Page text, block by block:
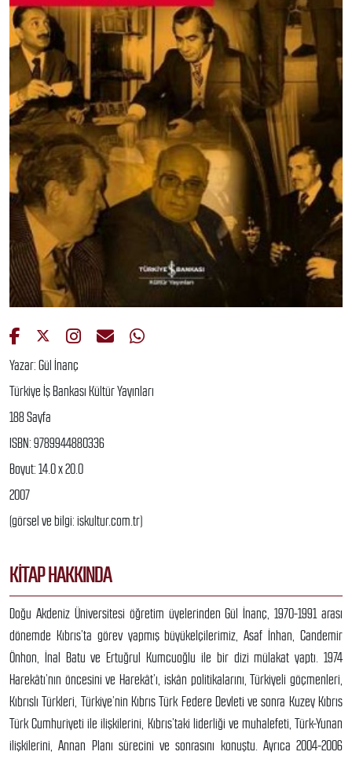
Yazar: Gül İnanç
Türkiye İş Bankası Kültür Yayınları
188 Sayfa
ISBN: 9789944880336
Boyut: 14.0 x 20.0
2007
(görsel ve bilgi: iskultur.com.tr)
KITAP HAKKINDA
Doğu Akdeniz Üniversitesi öğretim üyelerinden Gül İnanç, 1970-1991 arası
dönemde Kıbrıs’ta görev yapmış büyükelçilerimiz, Asaf İnhan, Candemir
Önhon, İnal Batu ve Ertuğrul Kumcuoğlu ile bir dizi mülakat yaptı. 1974
Harekâtı’nın öncesini ve Harekât’ı, iskân politikalarını, Türkiyeli göçmenleri,
Kıbrıslı Türkleri, Türkiye’nin Kıbrıs Türk Federe Devleti ve sonra Kuzey Kıbrıs
Türk Cumhuriyeti ile ilişkilerini, Kıbrıs’taki liderliği ve muhalefeti, Türk-Yunan
ilişkilerini, Annan Planı sürecini ve sonrasını konuştu. Ayrıca 2004-2006